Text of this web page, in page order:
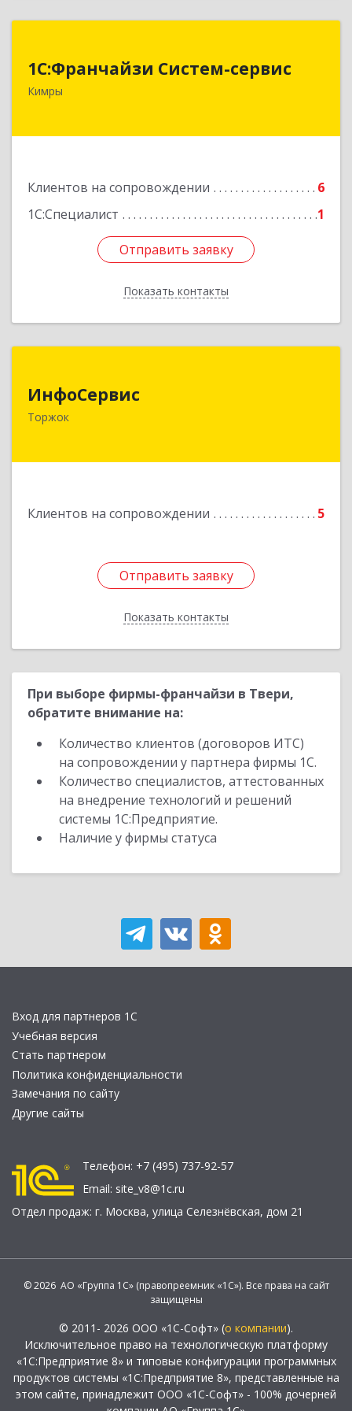
1С:Франчайзи Систем-сервис
Кимры
Клиентов на сопровождении
6
1С:Специалист
1
Отправить заявку
Показать контакты
171506, Тверская обл, Кимры г, Карла
Подробнее
Отправить заявку
Назад
ИнфоСервис
Торжок
Клиентов на сопровождении 5
Отправить заявку
Показать контакты
172002, Тверская обл, Торжок г, Радищева ул,
Подробнее
Отправить заявку
Назад
При выборе фирмы-франчайзи в Твери,
обратите внимание на:
Количество клиентов (договоров ИТС)
на сопровождении у партнера фирмы 1С.
Количество специалистов, аттестованных
на внедрение технологий и решений
системы 1С:Предприятие.
Наличие у фирмы статуса
Вход для партнеров 1С
Учебная версия
Стать партнером
Политика конфиденциальности
Замечания по сайту
Другие сайты
Телефон: +7 (495) 737-92-57
Email: site_v8@1c.ru
Отдел продаж: г. Москва, улица Селезнёвская, дом 21
© 2026 АО «Группа 1С» (правопреемник «1С»). Все права на сайт
защищены
© 2011- 2026 ООО «1С-Софт» (о компании).
Исключительное право на технологическую платформу
«1С:Предприятие 8» и типовые конфигурации программных
продуктов системы «1С:Предприятие 8», представленные на
этом сайте, принадлежит ООО «1С-Софт» - 100% дочерней